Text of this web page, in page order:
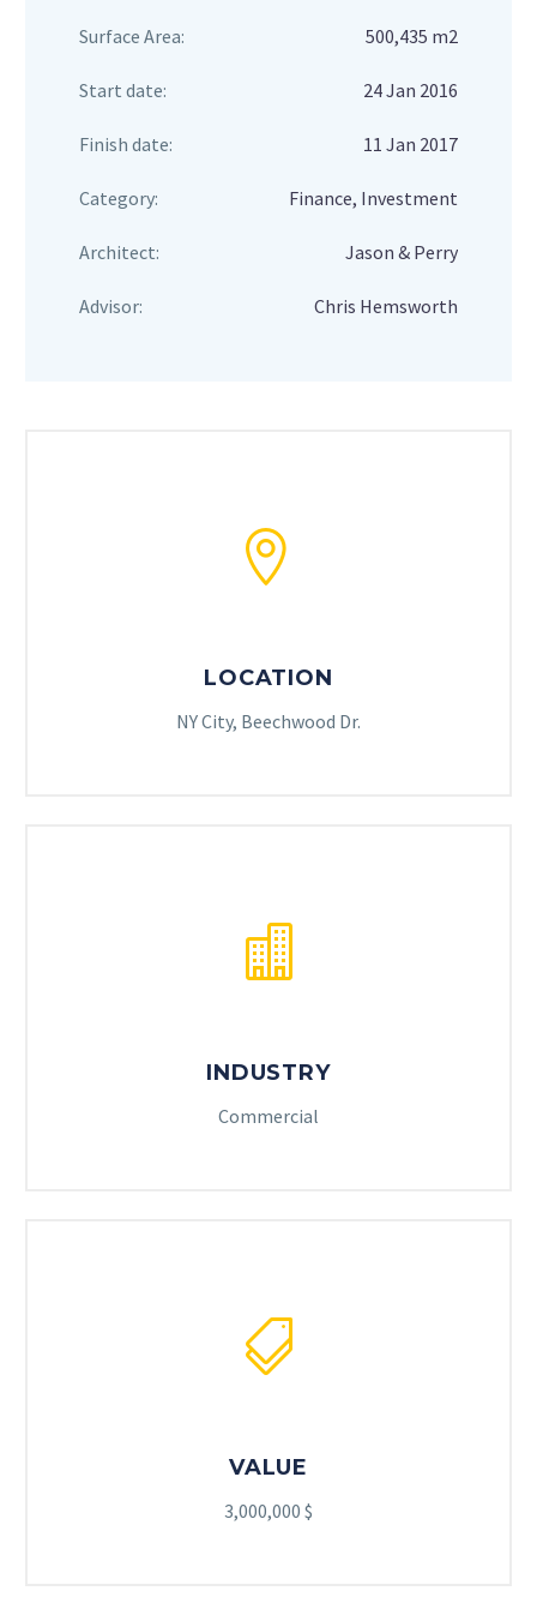
Surface Area: 500,435 m2
Start date: 24 Jan 2016
Finish date: 11 Jan 2017
Category: Finance, Investment
Architect: Jason & Perry
Advisor: Chris Hemsworth


LOCATION
NY City, Beechwood Dr.


INDUSTRY
Commercial


VALUE
3,000,000 $